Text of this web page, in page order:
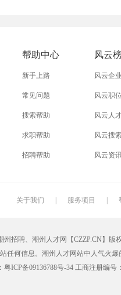
帮助中心
新手上路
常见问题
搜索帮助
求职帮助
招聘帮助
风云
风云企
风云职
风云人
风云搜
风云资
关于我们 服务项目
招聘、潮州人才网【CZZP.CN】版
任何信息。潮州人才网站中人气火
ICP备09136788号-34 工商注册编号